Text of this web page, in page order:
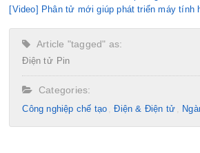
[Video] Phân tử mới giúp phát triển máy tính
Article "tagged" as:
Điện tử Pin
Categories:
Công nghiệp chế tạo​ Điện & Điện tử